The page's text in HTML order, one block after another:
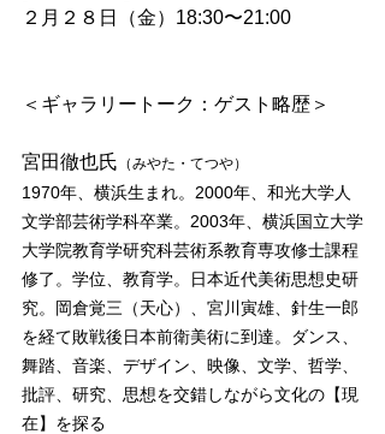
２月２８日（金）18:30〜21:00
＜ギャラリートーク：ゲスト略歴＞
宮田徹也氏 （みやた・てつや）
1970年、横浜生まれ。2000年、和光大学人
文学部芸術学科卒業。2003年、横浜国立大学
大学院教育学研究科芸術系教育専攻修士課程
修了。学位、教育学。日本近代美術思想史研
究。岡倉覚三（天心）、宮川寅雄、針生一郎
を経て敗戦後日本前衛美術に到達。ダンス、
舞踏、音楽、デザイン、映像、文学、哲学、
批評、研究、思想を交錯しながら文化の【現
在】を探る